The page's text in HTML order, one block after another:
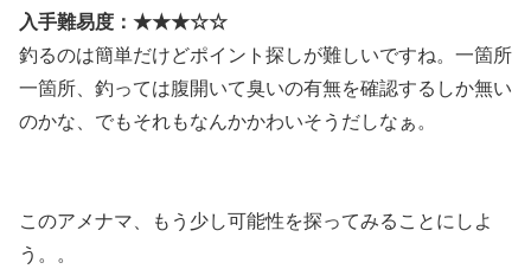
入手難易度：★★★☆☆
釣るのは簡単だけどポイント探しが難しいですね。一箇所
一箇所、釣っては腹開いて臭いの有無を確認するしか無い
のかな、でもそれもなんかかわいそうだしなぁ。
このアメナマ、もう少し可能性を探ってみることにしよ
う。。